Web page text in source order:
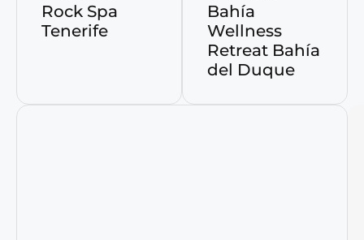
Rock Spa
Tenerife
Bahía
Wellness
Retreat Bahía
del Duque